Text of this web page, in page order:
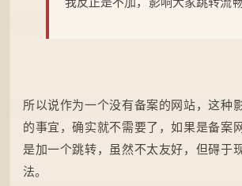
所以说作为一个没有备案的网站，这种
的事宜，确实就不需要了，如果是备案
是加一个跳转，虽然不太友好，但碍于
法。